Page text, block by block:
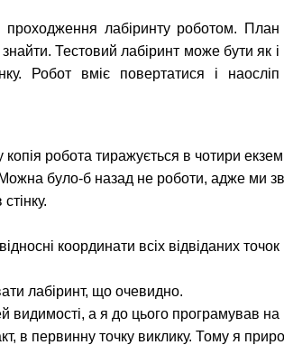
лабіринту роботом. План
Тестовий лабіринт може бути як і
Робот вміє повертатися і
робота тиражується в чотири
було-б назад не роботи, адже ми
координати всіх відвіданих точок
лабіринт, що очевидно.
видимості, а я до цього програмував
в первинну точку виклику. Тому я